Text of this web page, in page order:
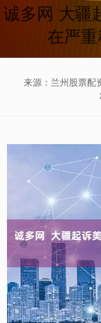
诚多网 大疆
在严
来源：兰州股票配